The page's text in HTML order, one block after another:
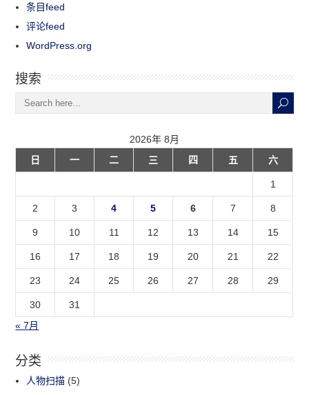
条目feed
评论feed
WordPress.org
搜索
2026年 8月
日
一 二 三 四 五 六
1
2 3 4 5 6 7 8
9 10 11 12 13 14 15
16 17 18 19 20 21 22
23 24 25 26 27 28 29
30
31
« 7月
分类
人物扫描 (5)